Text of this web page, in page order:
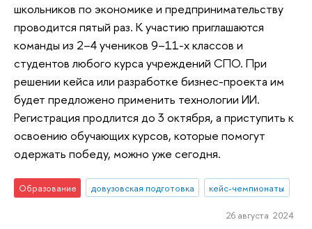
школьников по экономике и предпринимательству
проводится пятый раз. К участию приглашаются
команды из 2–4 учеников 9–11-х классов и
студентов любого курса учреждений СПО. При
решении кейса или разработке бизнес-проекта им
будет предложено применить технологии ИИ.
Регистрация продлится до 3 октября, а приступить к
освоению обучающих курсов, которые помогут
одержать победу, можно уже сегодня.
Образование довузовская подготовка кейс-чемпионаты
26 августа 2024